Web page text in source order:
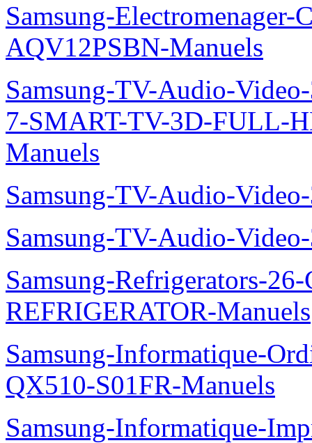
Samsung-Electromenager-
AQV12PSBN-Manuels
Samsung-TV-Audio-
7-SMART-TV-3D-FULL-
Manuels
Samsung-TV-Audio-
Samsung-TV-Audio-
Samsung-Refrigerators-
REFRIGERATOR-Manuels
Samsung-Informatique-
QX510-S01FR-Manuels
Samsung-Informatique-